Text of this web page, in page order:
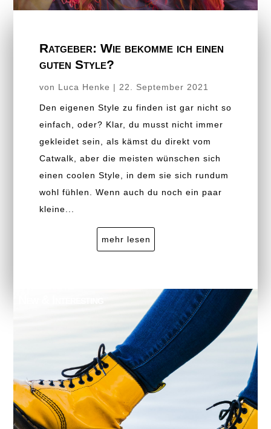
Ratgeber: Wie bekomme ich einen
guten Style?
von Luca Henke | 22. September 2021
Den eigenen Style zu finden ist gar nicht so
einfach, oder? Klar, du musst nicht immer
gekleidet sein, als kämst du direkt vom
Catwalk, aber die meisten wünschen sich
einen coolen Style, in dem sie sich rundum
wohl fühlen. Wenn auch du noch ein paar
kleine...
mehr lesen